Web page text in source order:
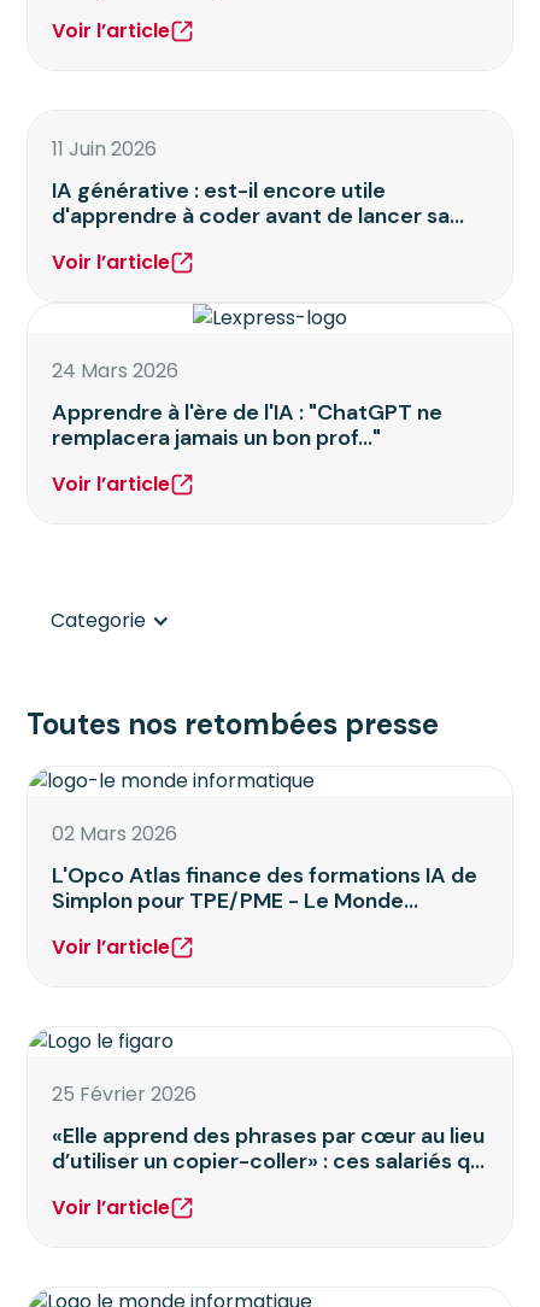
Voir l’article
11 Juin 2026
IA générative : est-il encore utile
d'apprendre à coder avant de lancer sa
Voir l’article
24 Mars 2026
Apprendre à l'ère de l'IA : "ChatGPT ne
remplacera jamais un bon prof..."
Voir l’article
Categorie
Toutes nos retombées presse
02 Mars 2026
L'Opco Atlas finance des formations IA de
Simplon pour TPE/PME - Le Monde
Voir l’article
25 Février 2026
«Elle apprend des phrases par cœur au lieu
d’utiliser un copier-coller» : ces salariés qui
Voir l’article